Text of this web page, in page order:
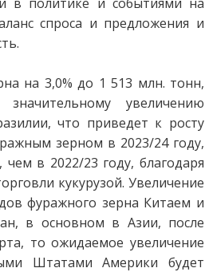
спроса и предложения и
на 3,0% до 1 513 млн. тонн,
увеличению
что приведет к росту
зерном в 2023/24 году,
в 2022/23 году, благодаря
кукурузой. Увеличение
фуражного зерна Китаем и
в основном в Азии, после
то ожидаемое увеличение
Штатами Америки будет